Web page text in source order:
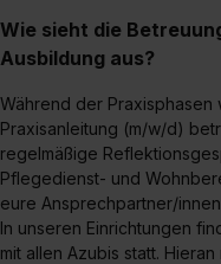
Wie sieht die
Ausbildung aus?
Während der
Praxisanleitung (m/w/d)
regelmäßige
Pflegedienst- und
eure Ansprechpartner/
In unseren Einrichtungen
mit allen Azubis statt.